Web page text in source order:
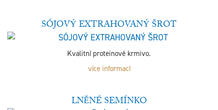
SÓJOVÝ EXTRAHOVANÝ ŠROT
Kvalitní proteinové krmivo.
více informací
LNĚNÉ SEMÍNKO